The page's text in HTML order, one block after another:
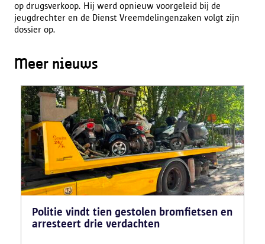
op drugsverkoop. Hij werd opnieuw voorgeleid bij de
jeugdrechter en de Dienst Vreemdelingenzaken volgt zijn
dossier op.
Meer nieuws
Politie vindt tien gestolen bromfietsen en
arresteert drie verdachten